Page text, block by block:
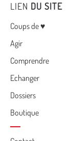
LIEN DU SITE
Menu
Coups de ♥
Agir
Comprendre
Echanger
Dossiers
Boutique